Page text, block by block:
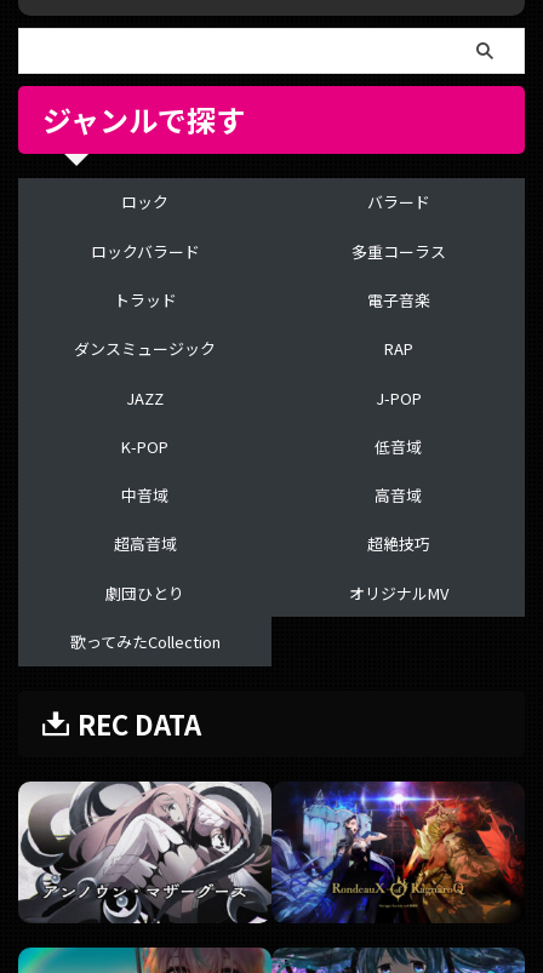
ジャンルで探す
ロック
ロックバラード
トラッド
ダンスミュージック
JAZZ
K-POP
中音域
超高音域
劇団ひとり
歌ってみたCollection
バラード
多重コーラス
電子音楽
RAP
J-POP
低音域
高音域
超絶技巧
オリジナルMV
REC DATA